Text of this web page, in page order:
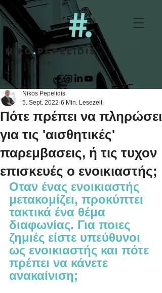
niko.pepelidis
Real Estate
Πότε πρέπει να πληρώσει
για τις 'αισθητικές'
παρεμβασεις, ή τις τυχον
επισκευές ο ενοικιαστής;
Nikos Pepelidis
5. Sept. 2022 6 Min. Lesezeit
Οταν ένας ενοικιαστής
μετακομίζει, προκύπτει
τακτικά ένα θέμα
διαφωνίας. Για ποιες
ζημιές είστε υπεύθυνοι
ως ενοικιαστής και πότε
πρέπει να κάνετε
ανακαίνιση;